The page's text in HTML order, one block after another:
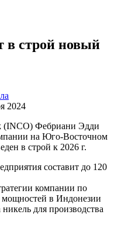
в строй новый
2024
(INCO) Фебриани Эдди
на Юго-Восточном
в строй к 2026 г.
составит до 120
компании по
в Индонезии
для производства